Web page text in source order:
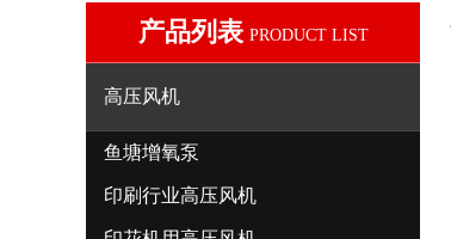
产品列表 PRODUCT LIST
高压风机
鱼塘增氧泵
印刷行业高压风机